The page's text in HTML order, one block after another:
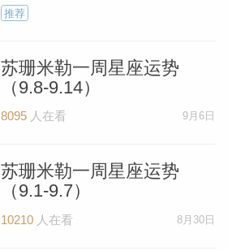
勒
推荐
苏珊米勒一周星座运势
（9.8-9.14）
8095人在看 9月6日
苏珊米勒一周星座运势
（9.1-9.7）
10210人在看 8月30日